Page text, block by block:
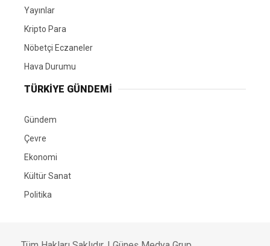
Yayınlar
Kripto Para
Nöbetçi Eczaneler
Hava Durumu
TÜRKIYE GÜNDEMI
Gündem
Çevre
Ekonomi
Kültür Sanat
Politika